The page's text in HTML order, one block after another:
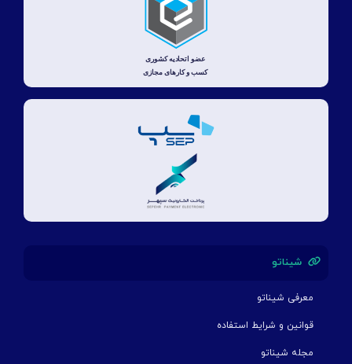
شیناتو
معرفی شیناتو
قوانین و شرایط استفاده
مجله شیناتو